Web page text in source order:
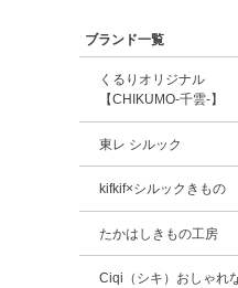
ブランド一覧
くるりオリジナル
【CHIKUMO-千雲-】
東レ シルック
kifkif×シルックきもの
たかはしきもの工房
Ciqi（シキ）おしゃれ